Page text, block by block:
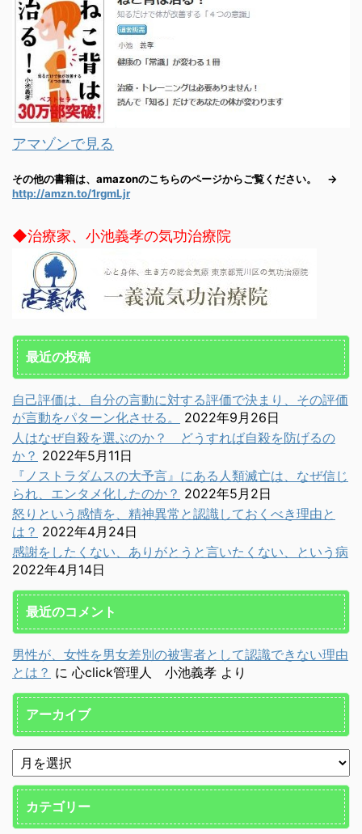
アマゾンで見る
その他の書籍は、amazonのこちらのページからご覧ください。 →
http://amzn.to/1rgmLjr
◆治療家、小池義孝の気功治療院
最近の投稿
自己評価は、自分の言動に対する評価で決まり、その評価
が言動をパターン化させる。
2022年9月26日
人はなぜ自殺を選ぶのか？ どうすれば自殺を防げるの
か？ 2022年5月11日
『ノストラダムスの大予言』にある人類滅亡は、なぜ信じ
られ、エンタメ化したのか？ 2022年5月2日
怒りという感情を、精神異常と認識しておくべき理由と
は？ 2022年4月24日
感謝をしたくない、ありがとうと言いたくない、という病
2022年4月14日
最近のコメント
男性が、女性を男女差別の被害者として認識できない理由
とは？ に 心click管理人 小池義孝 より
アーカイブ
カテゴリー